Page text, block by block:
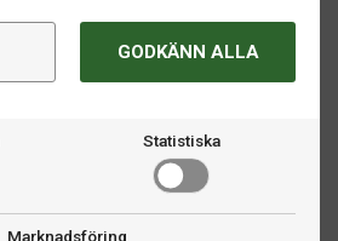
GODKÄNN ALLA
Statistiska
Marknadsföring